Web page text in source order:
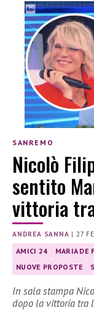
SANREMO
Nicolò
sentito
vittoria
ANDREA SANNA | 27
AMICI 24 MARIA DE
NUOVE PROPOSTE
In sala stampa
dopo la vittoria tra